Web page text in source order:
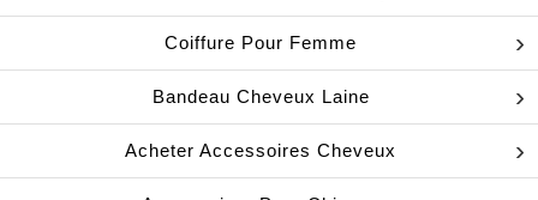
Coiffure Pour Femme
Bandeau Cheveux Laine
Acheter Accessoires Cheveux